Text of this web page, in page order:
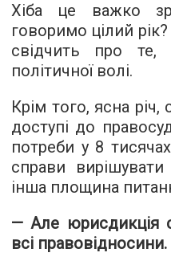
Хіба це важко
говоримо цілий рік?
свідчить про
політичної волі.
Крім того, ясна
доступі до
потреби у 8
справи
інша площина
— Але юрисдикція
всі правовідносини.